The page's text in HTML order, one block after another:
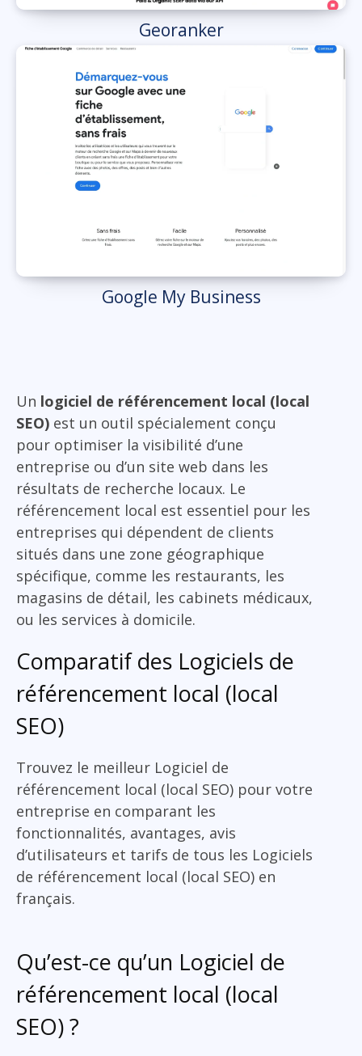
Georanker
Google My Business
Un logiciel de référencement local (local
SEO) est un outil spécialement conçu
pour optimiser la visibilité d’une
entreprise ou d’un site web dans les
résultats de recherche locaux. Le
référencement local est essentiel pour les
entreprises qui dépendent de clients
situés dans une zone géographique
spécifique, comme les restaurants, les
magasins de détail, les cabinets médicaux,
ou les services à domicile.
Comparatif des Logiciels de
référencement local (local
SEO)
Trouvez le meilleur Logiciel de
référencement local (local SEO) pour votre
entreprise en comparant les
fonctionnalités, avantages, avis
d’utilisateurs et tarifs de tous les Logiciels
de référencement local (local SEO) en
français.
Qu’est-ce qu’un Logiciel de
référencement local (local
SEO) ?